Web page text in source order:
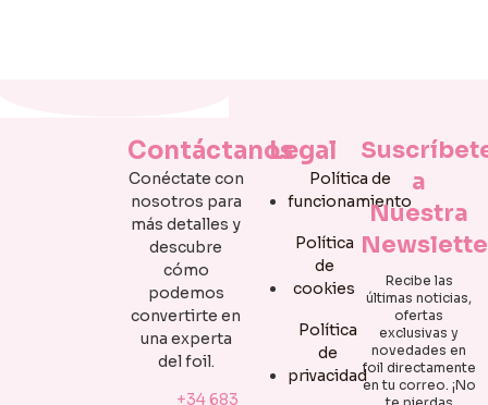
Contáctanos
Conéctate con
nosotros para
más detalles y
descubre
cómo
podemos
convertirte en
una experta
del foil.
+34 683
Legal
Política de
funcionamiento
Política
de
cookies
Política
de
privacidad
a
Nuestra
Recibe las
últimas noticias,
ofertas
exclusivas y
novedades en
foil directamente
en tu correo. ¡No